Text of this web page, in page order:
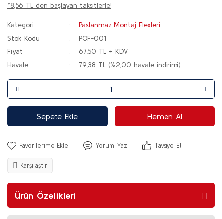
*8,56 TL den başlayan taksitlerle!
Kategori
Paslanmaz Montaj Flexleri
Stok Kodu
POF-001
Fiyat
67,50 TL + KDV
Havale
79,38 TL (%2,00 havale indirimi)
Sepete Ekle Hemen Al
Yorum Yaz Tavsiye Et
Karşılaştır
Ürün Özellikleri